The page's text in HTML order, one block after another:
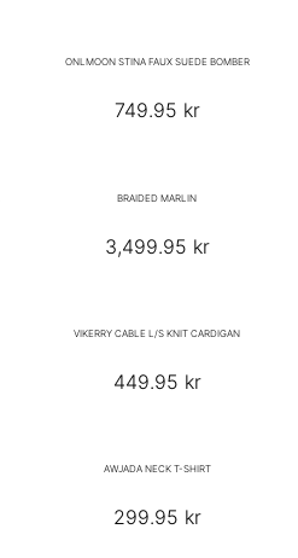
ONLMOON STINA FAUX SUEDE BOMBER
749.95 kr
BRAIDED MARLIN
3,499.95 kr
VIKERRY CABLE L/S KNIT CARDIGAN
449.95 kr
AWJADA NECK T-SHIRT
299.95 kr